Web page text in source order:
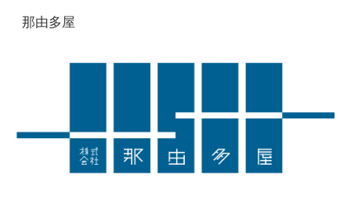
Skip to main content
那由多屋